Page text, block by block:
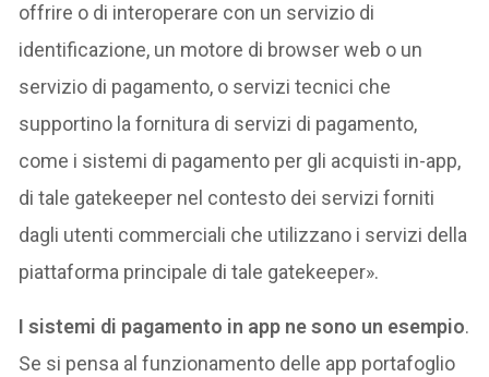
offrire o di interoperare con un servizio di
identificazione, un motore di browser web o un
servizio di pagamento, o servizi tecnici che
supportino la fornitura di servizi di pagamento,
come i sistemi di pagamento per gli acquisti in-app,
di tale gatekeeper nel contesto dei servizi forniti
dagli utenti commerciali che utilizzano i servizi della
piattaforma principale di tale gatekeeper».
I sistemi di pagamento in app ne sono un esempio.
Se si pensa al funzionamento delle app portafoglio